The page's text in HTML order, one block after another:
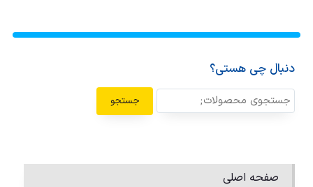
دنبال چی هستی؟
جستجو
صفحه اصلی